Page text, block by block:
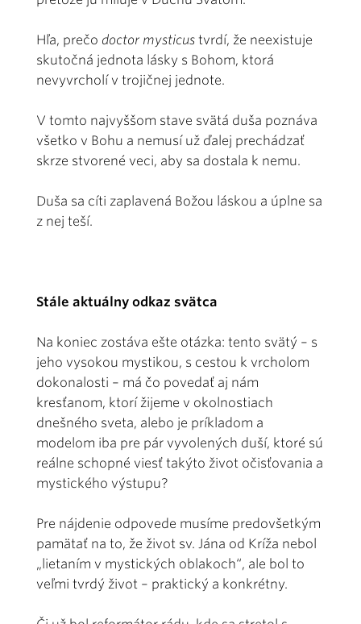
Hľa, prečo doctor mysticus tvrdí, že neexistuje
skutočná jednota lásky s Bohom, ktorá
nevyvrcholí v trojičnej jednote.
V tomto najvyššom stave svätá duša poznáva
všetko v Bohu a nemusí už ďalej prechádzať
skrze stvorené veci, aby sa dostala k nemu.
Duša sa cíti zaplavená Božou láskou a úplne sa
z nej teší.
Stále aktuálny odkaz svätca
Na koniec zostáva ešte otázka: tento svätý – s
jeho vysokou mystikou, s cestou k vrcholom
dokonalosti – má čo povedať aj nám
kresťanom, ktorí žijeme v okolnostiach
dnešného sveta, alebo je príkladom a
modelom iba pre pár vyvolených duší, ktoré sú
reálne schopné viesť takýto život očisťovania a
mystického výstupu?
Pre nájdenie odpovede musíme predovšetkým
pamätať na to, že život sv. Jána od Kríža nebol
„lietaním v mystických oblakoch“, ale bol to
veľmi tvrdý život – praktický a konkrétny.